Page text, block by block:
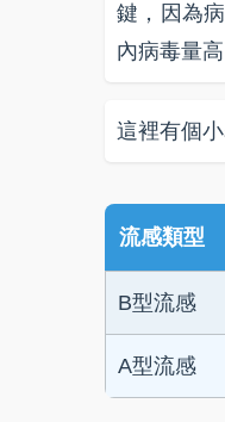
鍵，因為
內病毒量
這裡有個
流感類型
B型流感
A型流感